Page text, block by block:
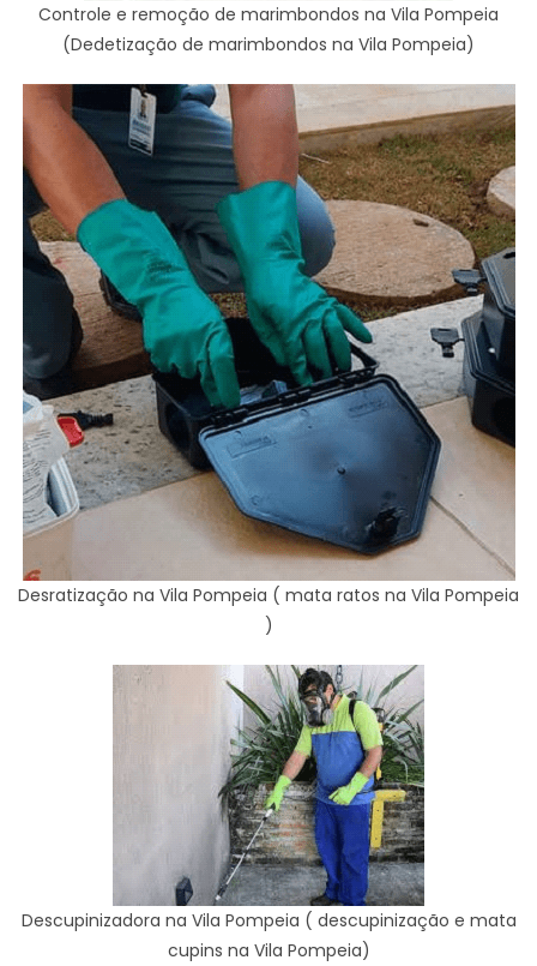
Controle e remoção de marimbondos na Vila Pompeia
(Dedetização de marimbondos na Vila Pompeia)
Desratização na Vila Pompeia ( mata ratos na Vila Pompeia
)
Descupinizadora na Vila Pompeia ( descupinização e mata
cupins na Vila Pompeia)